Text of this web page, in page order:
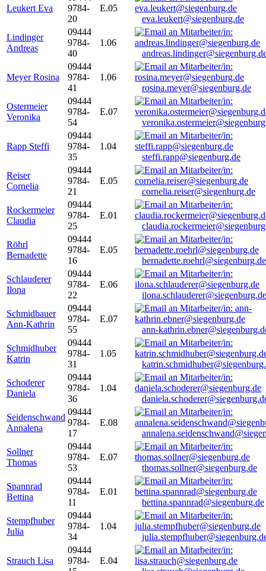
Leukert Eva
9784-
20
E.05
eva.leukert@siegenburg.de
Lindinger
Andreas
09444
9784-
40
1.06
Meyer Rosina
09444
9784-
41
1.06
rosina.meyer@siegenburg.de
Ostermeier
Veronika
09444
9784-
54
E.07
Rapp Steffi
09444
9784-
35
1.04
steffi.rapp@siegenburg.de
Reiser
Cornelia
09444
9784-
21
E.05
cornelia.reiser@siegenburg.de
Rockermeier
Claudia
09444
9784-
25
E.01
Röhrl
Bernadette
09444
9784-
16
E.05
bernadette.roehrl@siegenburg.de
Schlauderer
Ilona
09444
9784-
22
E.06
ilona.schlauderer@siegenburg.de
Schmidbauer
Ann-Kathrin
09444
9784-
55
E.07
ann-
Schmidhuber
Katrin
09444
9784-
31
1.05
Schoderer
Daniela
09444
9784-
36
1.04
Seidenschwand
Annalena
09444
9784-
17
E.08
Sollner
Thomas
09444
9784-
53
E.07
thomas.sollner@siegenburg.de
Spannrad
Bettina
09444
9784-
11
E.01
bettina.spannrad@siegenburg.de
Stempfhuber
Julia
09444
9784-
34
1.04
Strauch Lisa
09444
9784-
E.04